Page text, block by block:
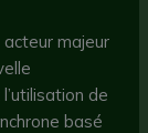
acteur majeur
de
basé